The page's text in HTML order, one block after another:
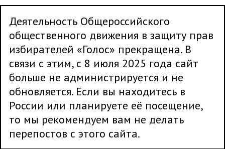
Деятельность Общероссийского
общественного движения в защиту прав
избирателей «Голос» прекращена. В
связи с этим, с 8 июля 2025 года сайт
больше не администрируется и не
обновляется. Если вы находитесь в
России или планируете её посещение,
то мы рекомендуем вам не делать
перепостов с этого сайта.